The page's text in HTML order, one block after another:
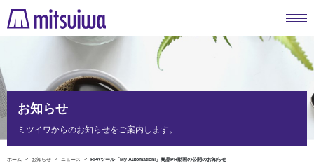
ホーム お知らせ ニュース RPAツール「My Automation!」商品PR動画の公開のお知らせ
お知らせ
ミツイワからのお知らせをご案内します。